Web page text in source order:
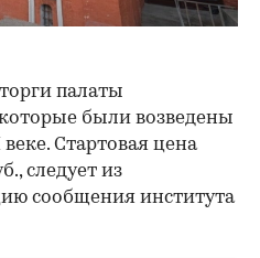
палаты
были возведены
Стартовая цена
следует из
сообщения института